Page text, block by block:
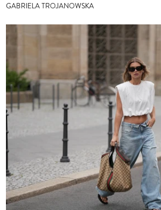
GABRIELA TROJANOWSKA